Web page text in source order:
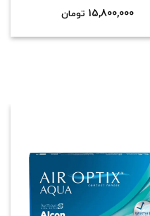
15,800,000 تومان
علاقه